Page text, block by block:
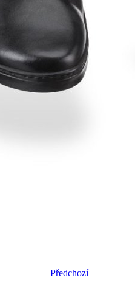
Předchozí